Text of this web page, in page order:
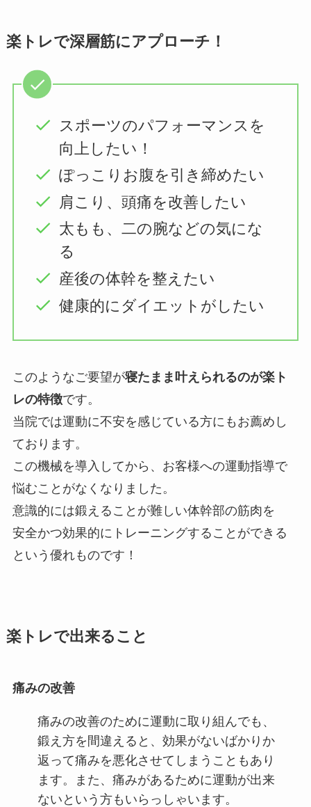
楽トレで深層筋にアプローチ！
スポーツのパフォーマンスを
向上したい！
ぽっこりお腹を引き締めたい
肩こり、頭痛を改善したい
太もも、二の腕などの気にな
る
産後の体幹を整えたい
健康的にダイエットがしたい
このようなご要望が寝たまま叶えられるのが楽ト
レの特徴です。
当院では運動に不安を感じている方にもお薦めし
ております。
この機械を導入してから、お客様への運動指導で
悩むことがなくなりました。
意識的には鍛えることが難しい体幹部の筋肉を
安全かつ効果的にトレーニングすることができる
という優れものです！
楽トレで出来ること
痛みの改善
痛みの改善のために運動に取り組んでも、
鍛え方を間違えると、効果がないばかりか
返って痛みを悪化させてしまうこともあり
ます。また、痛みがあるために運動が出来
ないという方もいらっしゃいます。